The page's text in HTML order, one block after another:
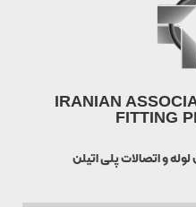
IRANIAN
FITTING
و اتصالات پلی اتیلن